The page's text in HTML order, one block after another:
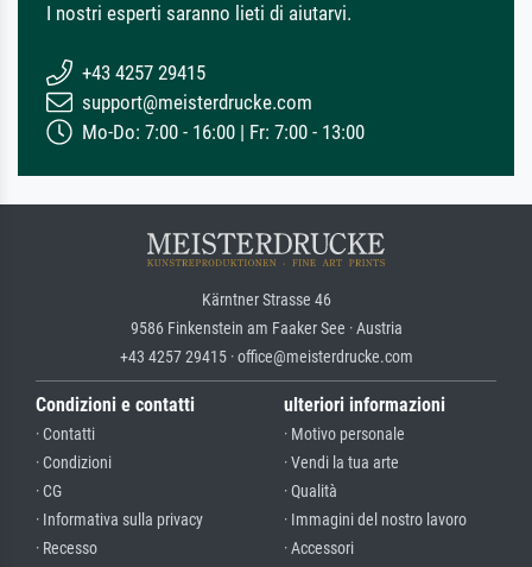
I nostri esperti saranno lieti di aiutarvi.
+43 4257 29415
support@meisterdrucke.com
Mo-Do: 7:00 - 16:00 | Fr: 7:00 - 13:00
Kärntner Strasse 46
9586 Finkenstein am Faaker See · Austria
+43 4257 29415 · office@meisterdrucke.com
Condizioni e contatti
· Contatti
· Condizioni
· CG
· Informativa sulla privacy
· Recesso
ulteriori informazioni
· Motivo personale
· Vendi la tua arte
· Qualità
· Immagini del nostro lavoro
· Accessori